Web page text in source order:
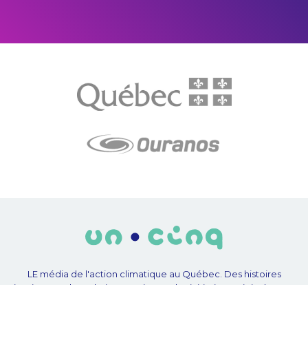
LE média de l'action climatique au Québec. Des histoires
inspirantes, des solutions pratiques, des initiatives originales aux